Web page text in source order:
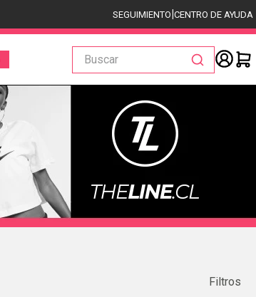
SEGUIMIENTO|CENTRO DE AYUDA
Buscar